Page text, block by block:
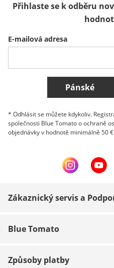
Belgique (Français)
Přihlaste se k odběru
E-mailová adresa
Pánské
* Odhlásit se můžete kdykoliv.
společnosti Blue Tomato o ochraně
objednávky v hodnotě minimálně 50
Zákaznický servis a
Platba
Blue Tomato
Způsoby platby